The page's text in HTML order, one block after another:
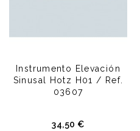
Instrumento Elevación
Sinusal Hotz H01 / Ref.
03607
34,50 €Precio